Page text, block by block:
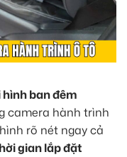
hình ban đêm
camera hành trình
rõ nét ngay cả
gian lắp đặt